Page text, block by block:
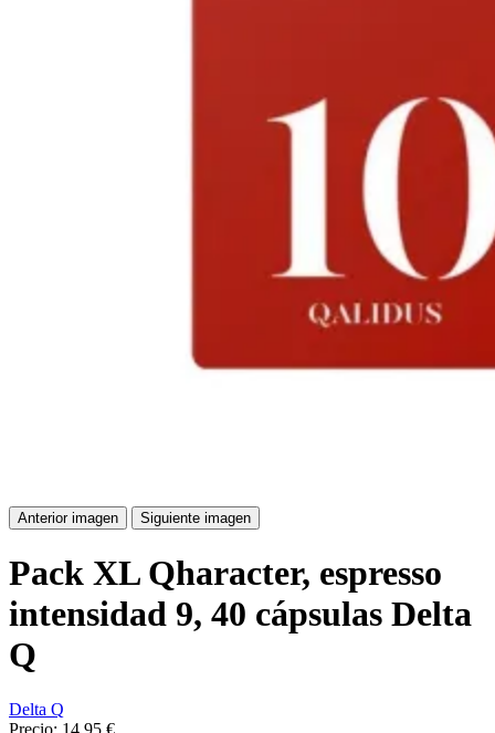
Anterior imagen Siguiente imagen
Pack XL Qharacter, espresso
intensidad 9, 40 cápsulas Delta
Q
Delta Q
Precio: 14,95 €